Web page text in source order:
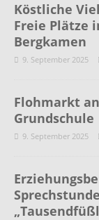
Köstliche
Freie Plätze
Bergkamen
9. September 2025
Flohmarkt
Grundschule
9. September 2025